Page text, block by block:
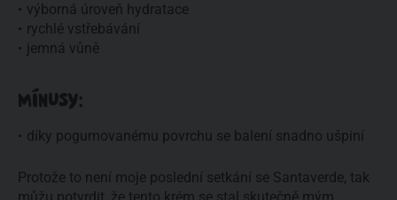
výborná úroveň hydratace
rychlé vstřebávání
jemná vůně
MÍNUSY:
díky pogumovanému povrchu se balení snadno ušpiní
Protože to není moje poslední setkání se Santaverde, tak